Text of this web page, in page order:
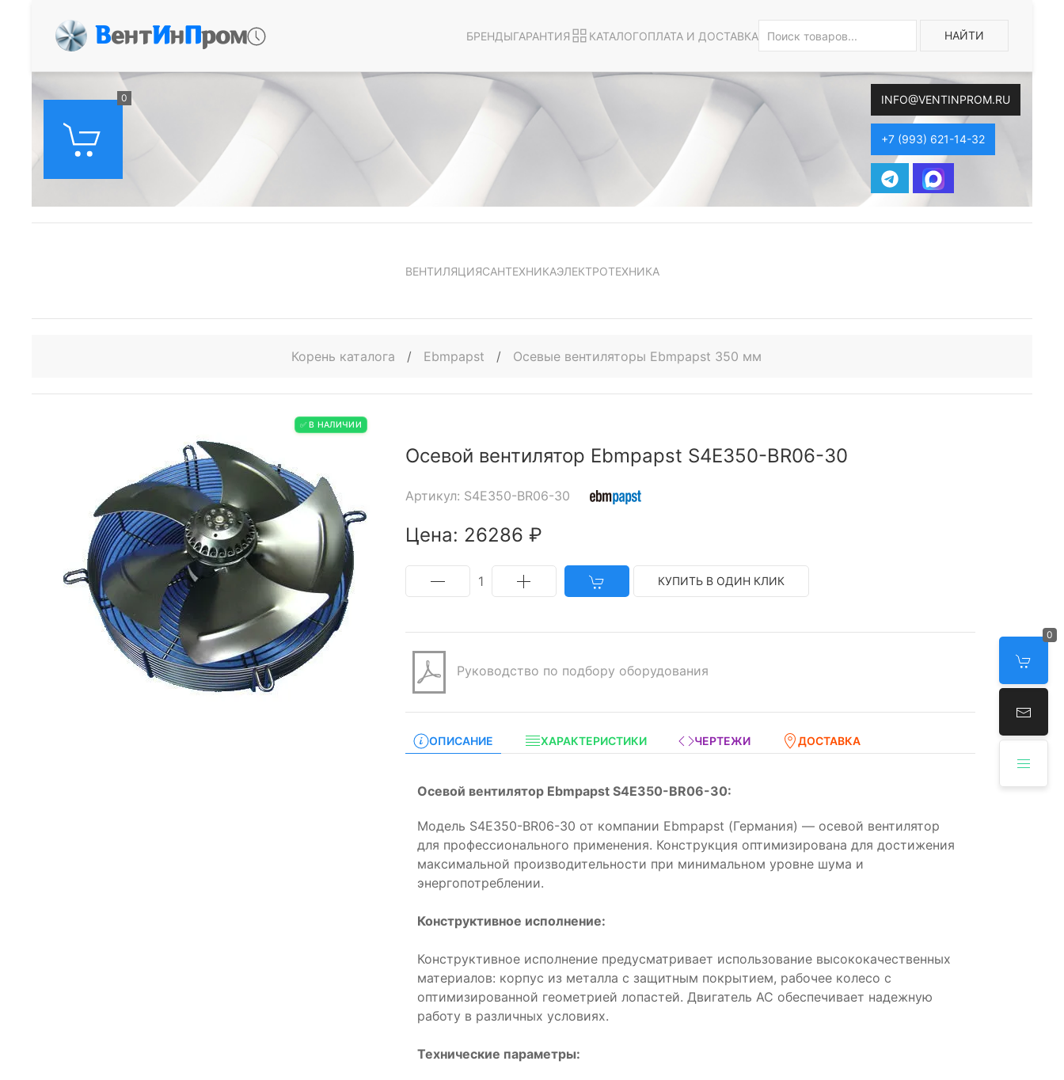
ВентИнПром БРЕНДЫГАРАНТИЯ КАТАЛОГОПЛАТА И ДОСТАВКА НАЙТИ
0 INFO@VENTINPROM.RU
+7 (993) 621-14-32
0
ВЕНТИЛЯЦИЯСАНТЕХНИКАЭЛЕКТРОТЕХНИКА
Корень каталога / Ebmpapst / Осевые вентиляторы Ebmpapst 350 мм
✅ В НАЛИЧИИ
Осевой вентилятор Ebmpapst S4E350-BR06-30
Артикул: S4E350-BR06-30
Цена: 26286 ₽
1 КУПИТЬ В ОДИН КЛИК
Руководство по подбору оборудования
ОПИСАНИЕ ХАРАКТЕРИСТИКИ ЧЕРТЕЖИ ДОСТАВКА
Осевой вентилятор Ebmpapst S4E350-BR06-30:
Модель S4E350-BR06-30 от компании Ebmpapst (Германия) — осевой вентилятор
для профессионального применения. Конструкция оптимизирована для достижения
максимальной производительности при минимальном уровне шума и
энергопотреблении.
Конструктивное исполнение:
Конструктивное исполнение предусматривает использование высококачественных
материалов: корпус из металла с защитным покрытием, рабочее колесо с
оптимизированной геометрией лопастей. Двигатель AC обеспечивает надежную
работу в различных условиях.
Технические параметры: